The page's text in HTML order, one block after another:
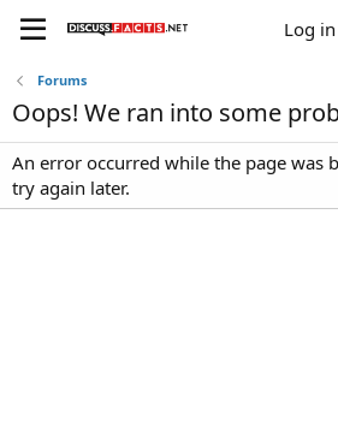
Log in
Forums
Oops! We ran into some
An error occurred while the page was
try again later.